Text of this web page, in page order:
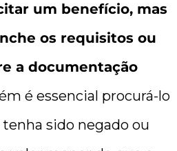
um benefício, mas
os requisitos ou
a documentação
é essencial procurá-lo
sido negado ou